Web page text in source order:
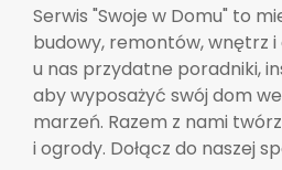
Serwis "Swoje w Domu" to
budowy, remontów, wnętrz i
u nas przydatne poradniki,
aby wyposażyć swój dom
marzeń. Razem z nami
i ogrody. Dołącz do naszej